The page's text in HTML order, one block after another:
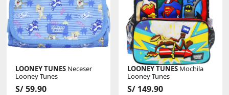
LOONEY TUNES Neceser
Looney Tunes
S/ 59.90
LOONEY TUNES Mochila
Looney Tunes
S/ 149.90